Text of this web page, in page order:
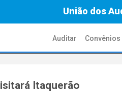
União dos
Auditar
Itaquerão